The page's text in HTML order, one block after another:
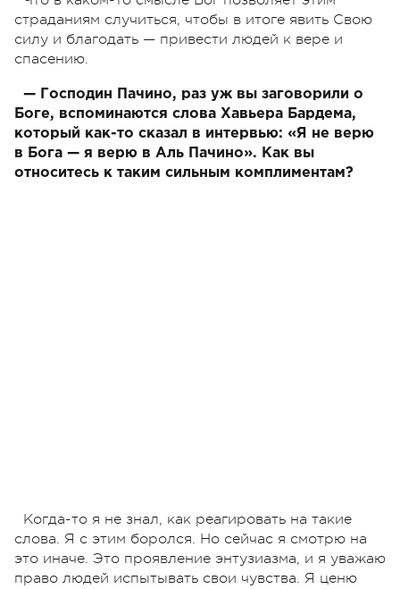
страданиям случиться, чтобы в итоге явить Свою
силу и благодать — привести людей к вере и
спасению.
— Господин Пачино, раз уж вы заговорили о
Боге, вспоминаются слова Хавьера Бардема,
который как-то сказал в интервью: «Я не верю
в Бога — я верю в Аль Пачино». Как вы
относитесь к таким сильным комплиментам?
Когда-то я не знал, как реагировать на такие
слова. Я с этим боролся. Но сейчас я смотрю на
это иначе. Это проявление энтузиазма, и я уважаю
право людей испытывать свои чувства. Я ценю